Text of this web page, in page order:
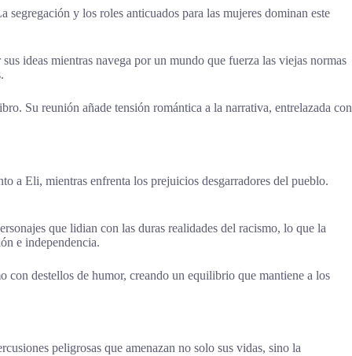
y los roles anticuados para las mujeres dominan este
ideas mientras navega por un mundo que fuerza las viejas normas
Su reunión añade tensión romántica a la narrativa, entrelazada con
a Eli, mientras enfrenta los prejuicios desgarradores del pueblo.
que lidian con las duras realidades del racismo, lo que la
e independencia.
con destellos de humor, creando un equilibrio que mantiene a los
peligrosas que amenazan no solo sus vidas, sino la